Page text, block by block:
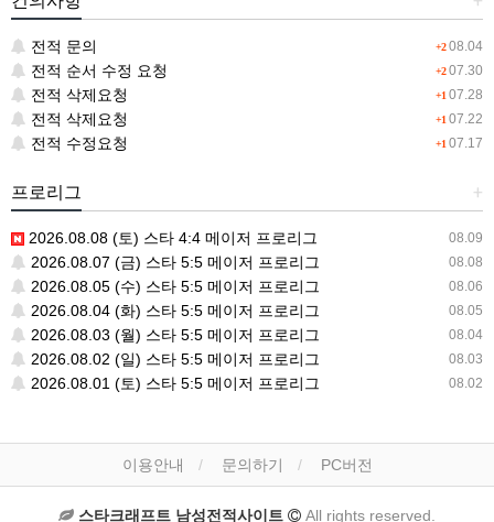
+208.04
전적 문의
+207.30
전적 순서 수정 요청
+1 07.28
전적 삭제요청
+1 07.22
전적 삭제요청
+1 07.17
전적 수정요청
+
프로리그
08.09
2026.08.08 (토) 스타 4:4 메이저 프로리그
08.08
2026.08.07 (금) 스타 5:5 메이저 프로리그
08.06
2026.08.05 (수) 스타 5:5 메이저 프로리그
08.05
2026.08.04 (화) 스타 5:5 메이저 프로리그
08.04
2026.08.03 (월) 스타 5:5 메이저 프로리그
08.03
2026.08.02 (일) 스타 5:5 메이저 프로리그
08.02
2026.08.01 (토) 스타 5:5 메이저 프로리그
이용안내 문의하기 PC버전
스타크래프트 남성전적사이트 All rights reserved.